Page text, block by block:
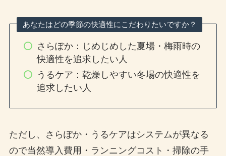
あなたはどの季節の快適性にこだわりたいですか？
さらぽか：じめじめした夏場・梅雨時の
快適性を追求したい人
うるケア：乾燥しやすい冬場の快適性を
追求したい人
ただし、さらぽか・うるケアはシステムが異なる
ので当然導入費用・ランニングコスト・掃除の手